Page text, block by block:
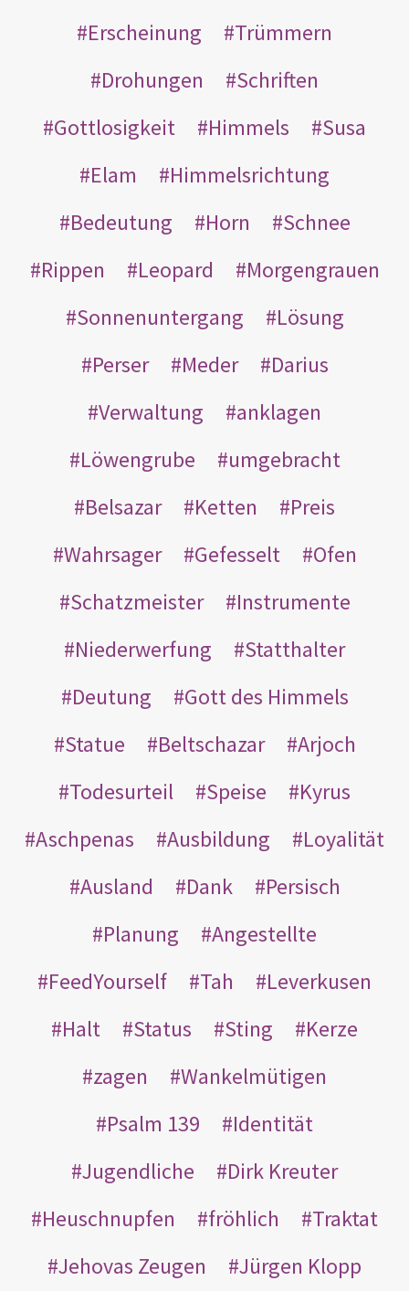
Erscheinung
Trümmern
Drohungen
Schriften
Gottlosigkeit
Himmels
Susa
Elam
Himmelsrichtung
Bedeutung
Horn
Schnee
Rippen
Leopard
Morgengrauen
Sonnenuntergang
Lösung
Perser
Meder
Darius
Verwaltung
anklagen
Löwengrube
umgebracht
Belsazar
Ketten
Preis
Wahrsager
Gefesselt
Ofen
Schatzmeister
Instrumente
Niederwerfung
Statthalter
Deutung
Gott des Himmels
Statue
Beltschazar
Arjoch
Todesurteil
Speise
Kyrus
Aschpenas
Ausbildung
Loyalität
Ausland
Dank
Persisch
Planung
Angestellte
FeedYourself
Tah
Leverkusen
Halt
Status Sting
Kerze
zagen
Wankelmütigen
Psalm 139
Identität
Jugendliche
Dirk Kreuter
Heuschnupfen
fröhlich
Traktat
Jehovas Zeugen
Jürgen Klopp